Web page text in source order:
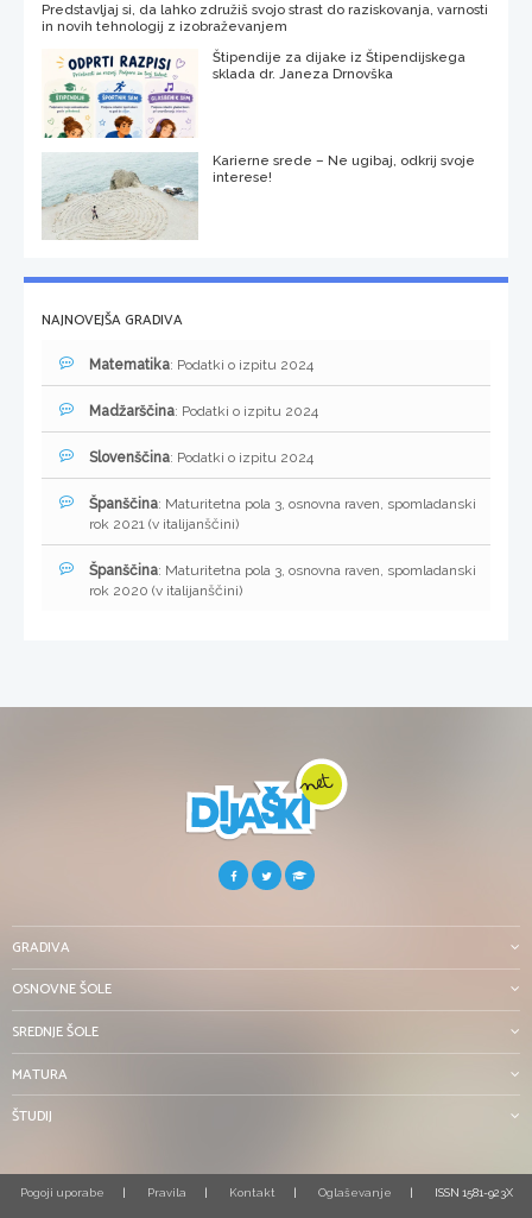
Predstavljaj si, da lahko združiš svojo strast do raziskovanja, varnosti
in novih tehnologij z izobraževanjem
Štipendije za dijake iz Štipendijskega
sklada dr. Janeza Drnovška
Karierne srede – Ne ugibaj, odkrij svoje
interese!
NAJNOVEJŠA GRADIVA
Matematika: Podatki o izpitu 2024
Madžarščina: Podatki o izpitu 2024
Slovenščina: Podatki o izpitu 2024
Španščina: Maturitetna pola 3, osnovna raven, spomladanski
rok 2021 (v italijanščini)
Španščina: Maturitetna pola 3, osnovna raven, spomladanski
rok 2020 (v italijanščini)
GRADIVA
OSNOVNE ŠOLE
SREDNJE ŠOLE
MATURA
ŠTUDIJ
Pogoji uporabe Pravila Kontakt Oglaševanje ISSN 1581-923X